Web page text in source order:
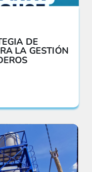
DE
LA GESTIÓN